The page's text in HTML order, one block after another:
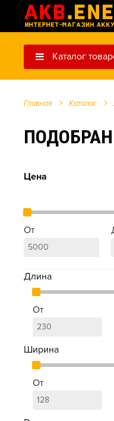
Каталог
Главная Каталог
Цена
От
Длина
От
Ширина
От